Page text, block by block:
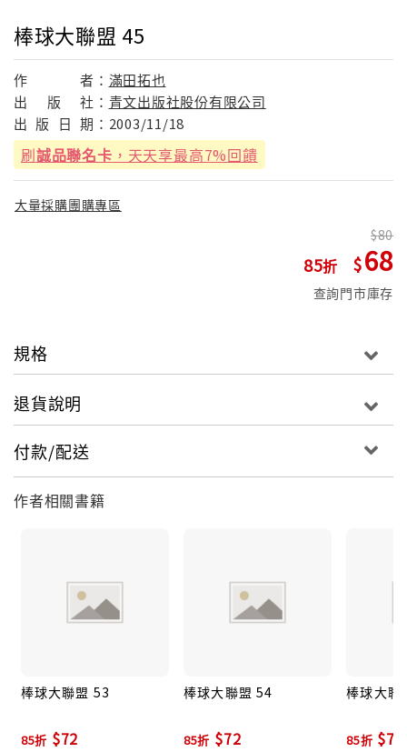
棒球大聯盟 45
作 者： 滿田拓也
出
版 社： 青文出版社股份有限公司
出 版 日 期： 2003/11/18
刷誠品聯名卡 ，天天享最高7%回饋
大量採購團購專區
85
80
68
查詢門市庫存
規格
退貨說明
付款/配送
作者相關書籍
棒球大聯盟 53
85折 $72
棒球大聯盟 54
85折 $72
棒球大聯
85折 $72